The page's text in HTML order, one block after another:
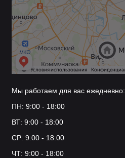
Мы работаем для вас ежедневно:
ПН: 9:00 - 18:00
ВТ: 9:00 - 18:00
СР: 9:00 - 18:00
ЧТ: 9:00 - 18:00